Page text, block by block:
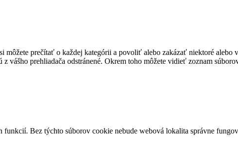
môžete prečítať o každej kategórii a povoliť alebo zakázať niektoré
vášho prehliadača odstránené. Okrem toho môžete vidieť zoznam
Bez týchto súborov cookie nebude webová lokalita správne